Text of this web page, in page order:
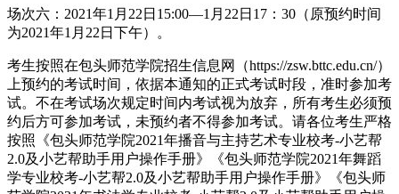
场次六：2021年1月22日15:00—1月22日17：30（原预约时间
为2021年1月22日下午）。
考生按照在包头师范学院招生信息网（https://zsw.bttc.edu.cn/）
上预约的考试时间，依据本通知的正式考试时段，准时参加考
试。不在考试场次规定时间内考试视为放弃，所有考生必须预
约后方可参加考试，未预约者不得参加考试。请各位考生严格
按照《包头师范学院2021年播音与主持艺术专业校考-小艺帮
2.0及小艺帮助手用户操作手册》《包头师范学院2021年舞蹈
学专业校考-小艺帮2.0及小艺帮助手用户操作手册》《包头师